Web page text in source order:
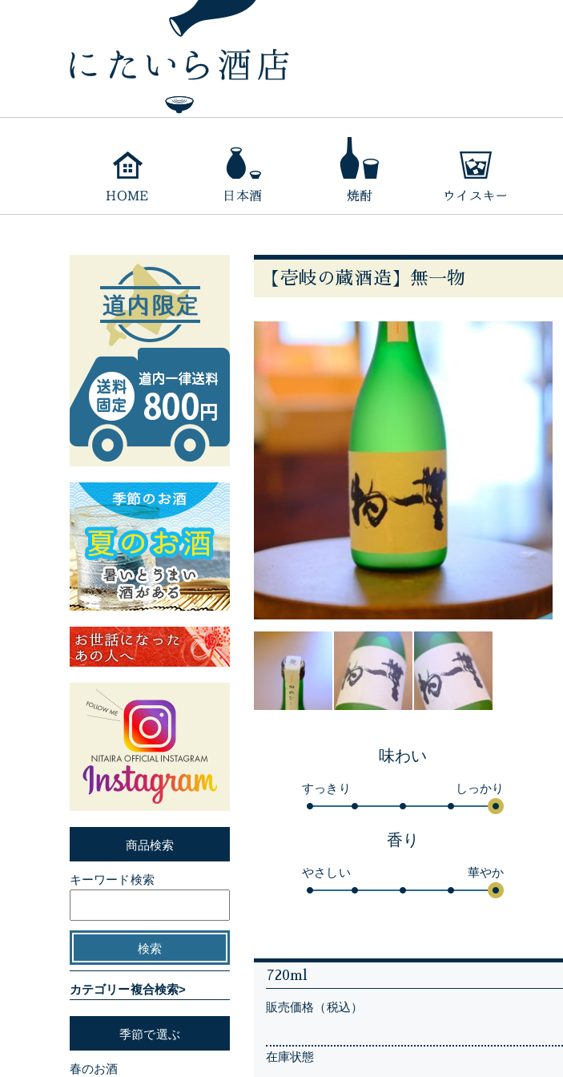
【壱岐の蔵酒造】無一物
味わい
すっきり しっかり
香り
やさしい 華やか
720ml
販売価格（税込）
在庫状態
商品検索
キーワード検索
カテゴリー複合検索>
季節で選ぶ
春のお酒